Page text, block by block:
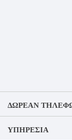
ΔΩΡΕΆΝ
ΥΠΗΡΕΣΊΑ